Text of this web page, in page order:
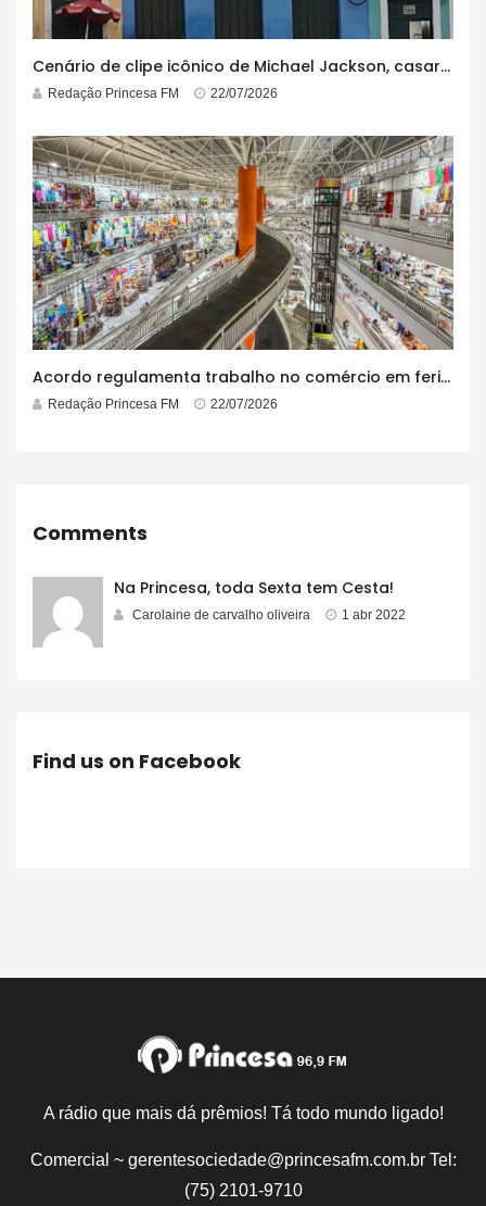
Cenário de clipe icônico de Michael Jackson, casarão azul no centro do Pelourinho enfrenta ordem de desocupação
Redação Princesa FM 22/07/2026
Acordo regulamenta trabalho no comércio em feriados
Redação Princesa FM 22/07/2026
Comments
Na Princesa, toda Sexta tem Cesta!
Carolaine de carvalho oliveira 1 abr 2022
Find us on Facebook
A rádio que mais dá prêmios! Tá todo mundo ligado!
Comercial ~ gerentesociedade@princesafm.com.br Tel:
(75) 2101-9710